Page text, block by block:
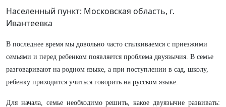
Населенный пункт: Московская область, г.
Ивантеевка
В последнее время мы довольно часто сталкиваемся с приезжими
семьями и перед ребенком появляется проблема двуязычия. В семье
разговаривают на родном языке, а при поступлении в сад, школу,
ребенку приходится учиться говорить на русском языке.
Для начала, семье необходимо решить, какое двуязычие развивать: